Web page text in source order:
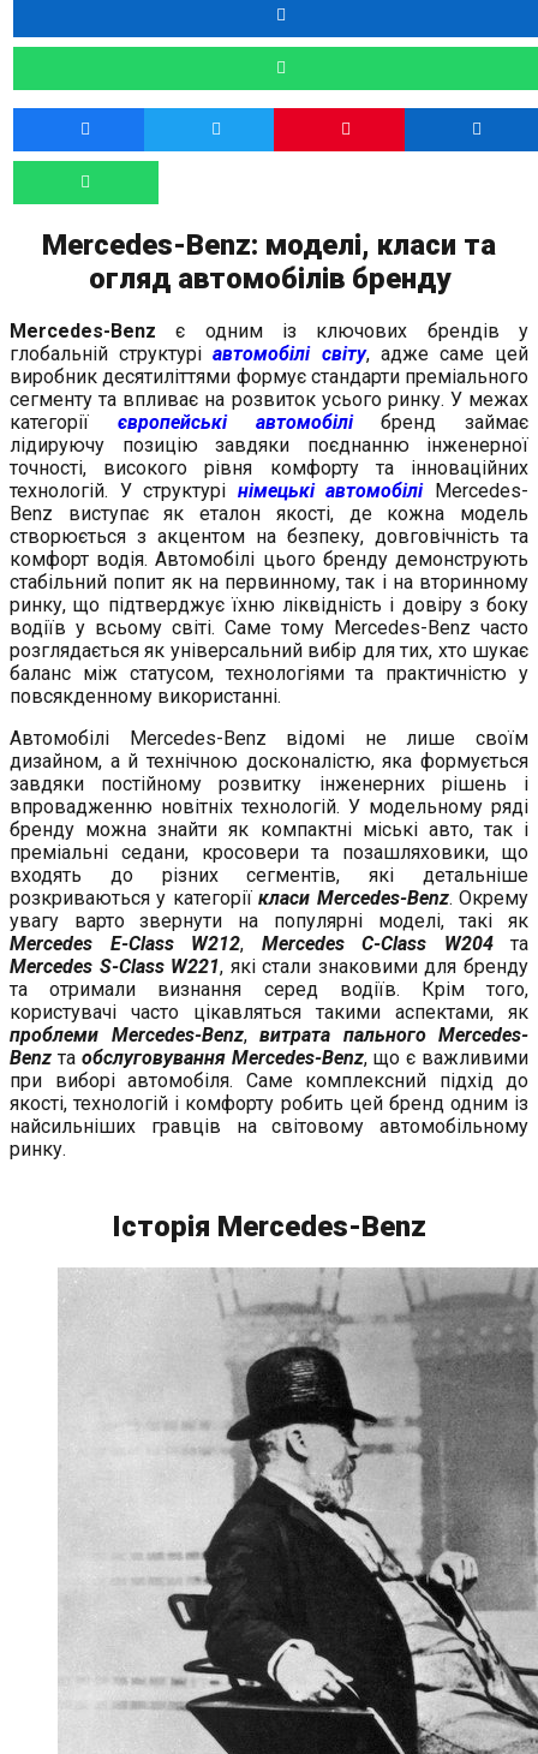
Mercedes-Benz: моделі, класи та
огляд автомобілів бренду
Mercedes-Benz є одним із ключових брендів у
глобальній структуріавтомобілі світу, адже саме цей
виробник десятиліттями формує стандарти преміального
сегменту та впливає на розвиток усього ринку. У межах
категорії європейські автомобілібренд займає
лідируючу позицію завдяки поєднанню інженерної
точності, високого рівня комфорту та інноваційних
технологій. У структурі німецькі автомобіліMercedes-
Benz виступає як еталон якості, де кожна модель
створюється з акцентом на безпеку, довговічність та
комфорт водія. Автомобілі цього бренду демонструють
стабільний попит як на первинному, так і на вторинному
ринку, що підтверджує їхню ліквідність і довіру з боку
водіїв у всьому світі. Саме тому Mercedes-Benz часто
розглядається як універсальний вибір для тих, хто шукає
баланс між статусом, технологіями та практичністю у
повсякденному використанні.
Автомобілі Mercedes-Benz відомі не лише своїм
дизайном, а й технічною досконалістю, яка формується
завдяки постійному розвитку інженерних рішень і
впровадженню новітніх технологій. У модельному ряді
бренду можна знайти як компактні міські авто, так і
преміальні седани, кросовери та позашляховики, що
входять до різних сегментів, які детальніше
розкриваються у категоріїкласи Mercedes-Benz. Окрему
увагу варто звернути на популярні моделі, такі як
Mercedes E-Class W212, Mercedes C-Class W204та
Mercedes S-Class W221, які стали знаковими для бренду
та отримали визнання серед водіїв. Крім того,
користувачі часто цікавляться такими аспектами, як
проблеми Mercedes-Benz, витрата пального Mercedes-
Benz та обслуговування Mercedes-Benz, що є важливими
при виборі автомобіля. Саме комплексний підхід до
якості, технологій і комфорту робить цей бренд одним із
найсильніших гравців на світовому автомобільному
ринку.
Історія Mercedes-Benz